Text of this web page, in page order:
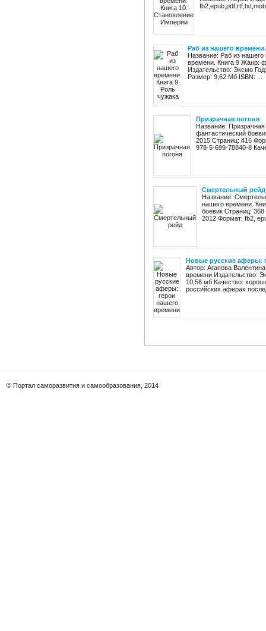
Раб из нашего
Название: Раб из
времени. Книга 9 Жанр:
Издательство: Эксмо
Размер: 9,62 Мб ISBN: ...
Призрачная погоня
Название:
фантастический
2015 Страниц: 416
978-5-699-78840-8
Смертельный рейд
Название:
нашего времени.
боевик Страниц:
2012 Формат: fb2,
Новые русские аферы:
Автор: Агапова
времени Издательство:
10,56 мб Качество:
российских аферах
© Портал саморазвития и самообразования, 2014